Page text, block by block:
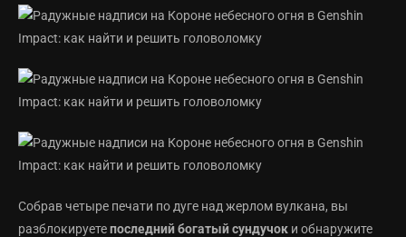
Собрав четыре печати по дуге над жерлом вулкана, вы
разблокируетепоследний богатый сундучок и обнаружите